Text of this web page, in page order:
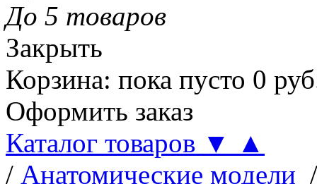
До 5 товаров
Закрыть
Корзина: пока пусто 0
Оформить заказ
Каталог товаров ▼
▲
/ Анатомические модели